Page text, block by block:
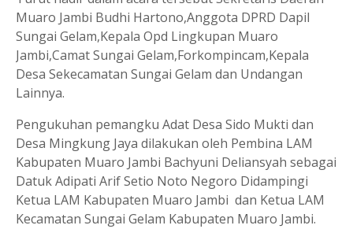
Muaro Jambi Budhi Hartono,Anggota DPRD Dapil
Sungai Gelam,Kepala Opd Lingkupan Muaro
Jambi,Camat Sungai Gelam,Forkompincam,Kepala
Desa Sekecamatan Sungai Gelam dan Undangan
Lainnya.
Pengukuhan pemangku Adat Desa Sido Mukti dan
Desa Mingkung Jaya dilakukan oleh Pembina LAM
Kabupaten Muaro Jambi Bachyuni Deliansyah sebagai
Datuk Adipati Arif Setio Noto Negoro Didampingi
Ketua LAM Kabupaten Muaro Jambi dan Ketua LAM
Kecamatan Sungai Gelam Kabupaten Muaro Jambi.